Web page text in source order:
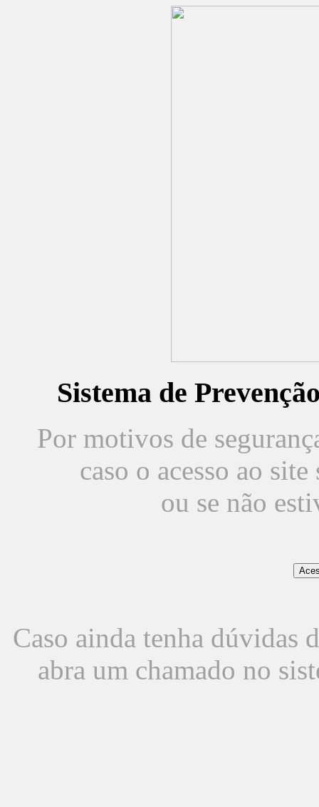
Sistema de
Por motivos de
caso o acesso ao
ou se não
Caso ainda tenha dúvidas
abra um chamado no